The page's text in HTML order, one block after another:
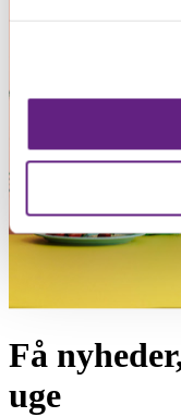
Vi bruger cookies
oplysninger om din
Få
uge